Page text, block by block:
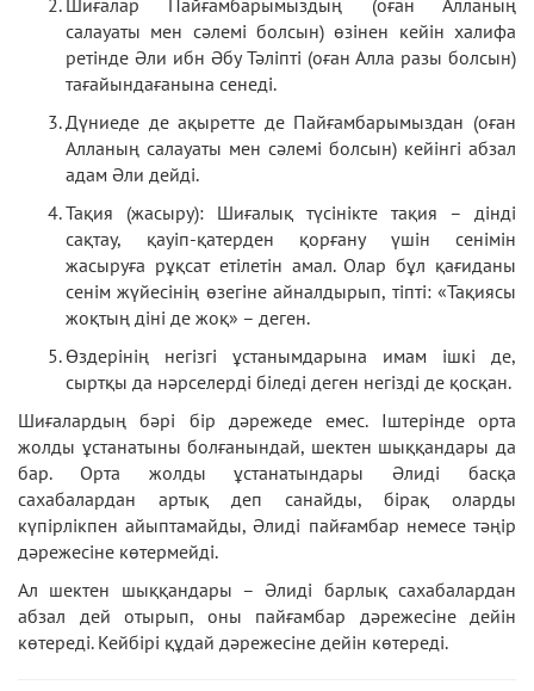
салауаты мен сәлемі болсын) өзінен кейін халифа
ретінде Әли ибн Әбу Тәліпті (оған Алла разы болсын)
тағайындағанына сенеді.
Дүниеде де ақыретте де Пайғамбарымыздан (оған
Алланың салауаты мен сәлемі болсын) кейінгі абзал
адам Әли дейді.
Тақия (жасыру): Шиғалық түсінікте тақия – дінді
сақтау, қауіп-қатерден қорғану үшін сенімін
жасыруға рұқсат етілетін амал. Олар бұл қағиданы
сенім жүйесінің өзегіне айналдырып, тіпті: «Тақиясы
жоқтың діні де жоқ» – деген.
Өздерінің негізгі ұстанымдарына имам ішкі де,
сыртқы да нәрселерді біледі деген негізді де қосқан.
Шиғалардың бәрі бір дәрежеде емес. Іштерінде орта
жолды ұстанатыны болғанындай, шектен шыққандары да
бар. Орта жолды ұстанатындары Әлиді басқа
сахабалардан артық деп санайды, бірақ оларды
күпірлікпен айыптамайды, Әлиді пайғамбар немесе тәңір
дәрежесіне көтермейді.
Ал шектен шыққандары – Әлиді барлық сахабалардан
абзал дей отырып, оны пайғамбар дәрежесіне дейін
көтереді. Кейбірі құдай дәрежесіне дейін көтереді.